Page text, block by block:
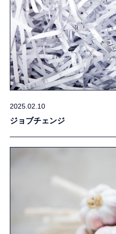
2025.02.10
ジョブチェンジ